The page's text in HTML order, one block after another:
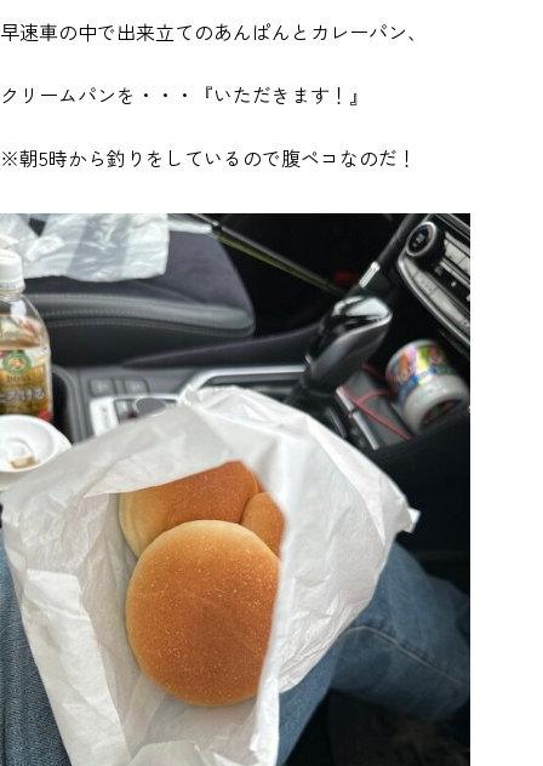
早速車の中で出来立てのあんぱんとカレーパン、
クリームパンを・・・『いただきます！』
※朝5時から釣りをしているので腹ペコなのだ！